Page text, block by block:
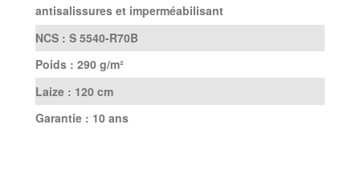
antisalissures et imperméabilisant
NCS : S 5540-R70B
Poids : 290 g/m²
Laize : 120 cm
Garantie : 10 ans